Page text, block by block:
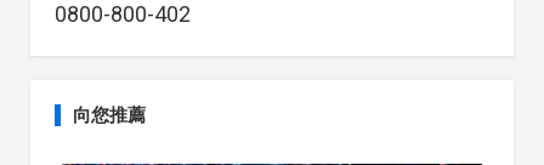
0800-800-402
向您推薦